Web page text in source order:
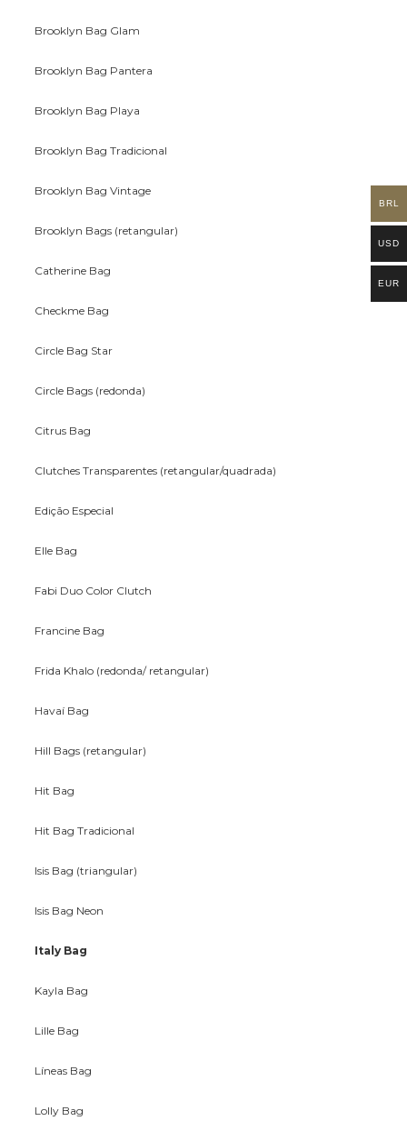
Brooklyn Bag Glam
Brooklyn Bag Pantera
Brooklyn Bag Playa
Brooklyn Bag Tradicional
Brooklyn Bag Vintage
Brooklyn Bags (retangular)
Catherine Bag
Checkme Bag
Circle Bag Star
Circle Bags (redonda)
Citrus Bag
Clutches Transparentes (retangular/quadrada)
Edição Especial
Elle Bag
Fabi Duo Color Clutch
Francine Bag
Frida Khalo (redonda/ retangular)
Havaí Bag
Hill Bags (retangular)
Hit Bag
Hit Bag Tradicional
Isis Bag (triangular)
Isis Bag Neon
Italy Bag
Kayla Bag
Lille Bag
Líneas Bag
Lolly Bag
BRL
USD
EUR